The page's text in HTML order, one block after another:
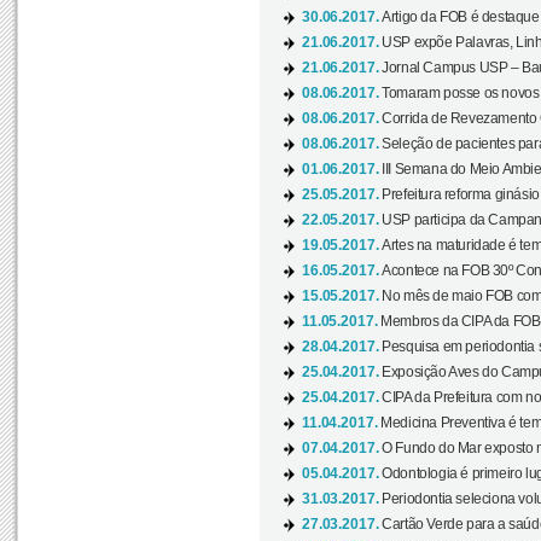
30.06.2017.Artigo da FOB é
21.06.2017. USP expõe Palavras,
21.06.2017.Jornal Campus USP –
08.06.2017.Tomaram posse os
08.06.2017.Corrida de Revezamento
08.06.2017.Seleção de pacientes
01.06.2017.
III Semana do Meio
25.05.2017. Prefeitura reforma
22.05.2017. USP participa da
19.05.2017.Artes na maturidade é
16.05.2017.Acontece na FOB 30º
15.05.2017. No mês de maio FOB
11.05.2017. Membros da CIPA da
28.04.2017. Pesquisa em periodontia
25.04.2017. Exposição Aves do
25.04.2017.CIPA da Prefeitura com
11.04.2017. Medicina Preventiva é
07.04.2017.O Fundo do Mar exposto
05.04.2017.Odontologia é primeiro
31.03.2017. Periodontia seleciona
27.03.2017.Cartão Verde para a